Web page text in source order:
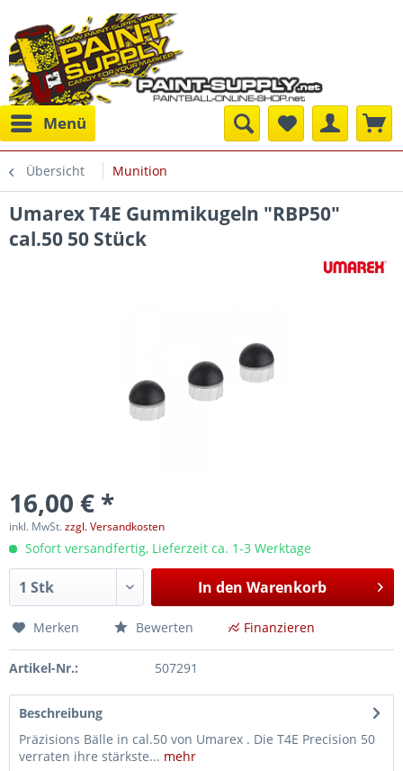
Menü
Übersicht Munition
Umarex T4E Gummikugeln "RBP50"
cal.50 50 Stück
16,00 € *
inkl. MwSt.zzgl. Versandkosten
Sofort versandfertig, Lieferzeit ca. 1-3 Werktage
In den Warenkorb
Merken Bewerten Finanzieren
Artikel-Nr.: 507291
Beschreibung
Präzisions Bälle in cal.50 von Umarex . Die T4E Precision 50
verraten ihre stärkste... mehr